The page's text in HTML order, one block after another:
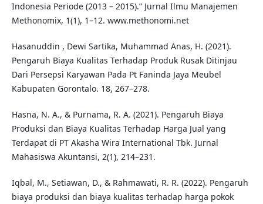
Indonesia Periode (2013 – 2015).” Jurnal Ilmu Manajemen
Methonomix, 1(1), 1–12. www.methonomi.net
Hasanuddin , Dewi Sartika, Muhammad Anas, H. (2021).
Pengaruh Biaya Kualitas Terhadap Produk Rusak Ditinjau
Dari Persepsi Karyawan Pada Pt Faninda Jaya Meubel
Kabupaten Gorontalo. 18, 267–278.
Hasna, N. A., & Purnama, R. A. (2021). Pengaruh Biaya
Produksi dan Biaya Kualitas Terhadap Harga Jual yang
Terdapat di PT Akasha Wira International Tbk. Jurnal
Mahasiswa Akuntansi, 2(1), 214–231.
Iqbal, M., Setiawan, D., & Rahmawati, R. R. (2022). Pengaruh
biaya produksi dan biaya kualitas terhadap harga pokok